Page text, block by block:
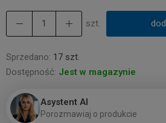
szt.
Sprzedano: 17 szt.
Dostępność: Jest w magazynie
Asystent AI
Porozmawiaj o produkcie